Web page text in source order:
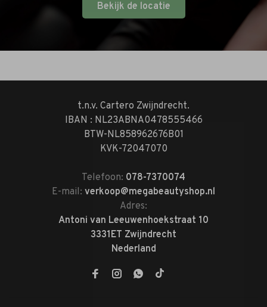
Bekijk de locatie
t.n.v. Cartero Zwijndrecht.
IBAN : NL23ABNA0478555466
BTW-NL858962676B01
KVK-72047070
Telefoon: 078-7370074
E-mail: verkoop@megabeautyshop.nl
Adres:
Antoni van Leeuwenhoekstraat 10
3331ET Zwijndrecht
Nederland